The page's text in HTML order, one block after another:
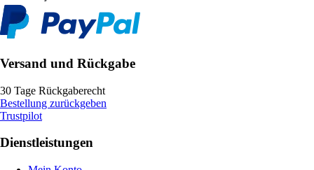
Versand und Rückgabe
30 Tage Rückgaberecht
Bestellung zurückgeben
Trustpilot
Dienstleistungen